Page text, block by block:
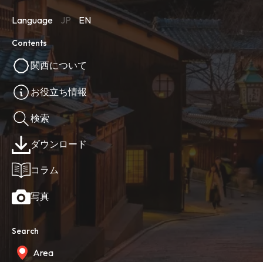
Language JP EN
Contents
関西について
お役立ち情報
検索
ダウンロード
コラム
写真
Search
Area